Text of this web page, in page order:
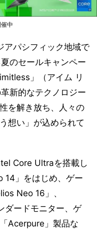
中
アパシフィック地域で
のセールキャンペー
」（アイム リ
新的なテクノロジー
を解き放ち、人々の
想い」が込められて
Core Ultraを搭載し
14」をはじめ、ゲー
Neo 16」、
ダードモニター、ゲ
Acerpure」製品な